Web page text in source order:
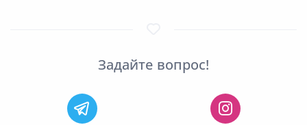
Задайте вопрос!